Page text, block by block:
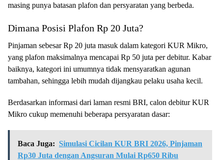
masing punya batasan plafon dan persyaratan yang berbeda.
Dimana Posisi Plafon Rp 20 Juta?
Pinjaman sebesar Rp 20 juta masuk dalam kategori KUR Mikro,
yang plafon maksimalnya mencapai Rp 50 juta per debitur. Kabar
baiknya, kategori ini umumnya tidak mensyaratkan agunan
tambahan, sehingga lebih mudah dijangkau pelaku usaha kecil.
Berdasarkan informasi dari laman resmi BRI, calon debitur KUR
Mikro cukup memenuhi beberapa persyaratan dasar:
Baca Juga: Simulasi Cicilan KUR BRI 2026, Pinjaman
Rp30 Juta dengan Angsuran Mulai Rp650 Ribu